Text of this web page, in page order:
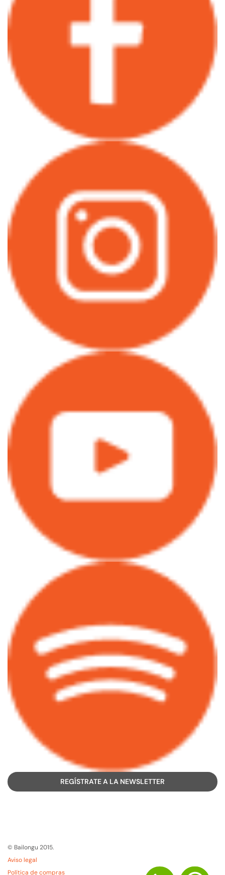
REGÍSTRATE A LA NEWSLETTER
© Bailongu 2015.
Aviso legal
Política de compras